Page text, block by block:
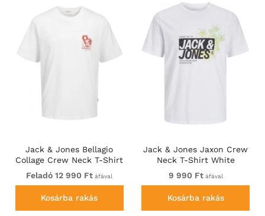
Jack & Jones Bellagio
Collage Crew Neck T-Shirt
Bright White
Feladó 12 990 Ft áfával
Kosárba rakás
Jack & Jones Jaxon Crew
Neck T-Shirt White
9 990 Ftáfával
Kosárba rakás